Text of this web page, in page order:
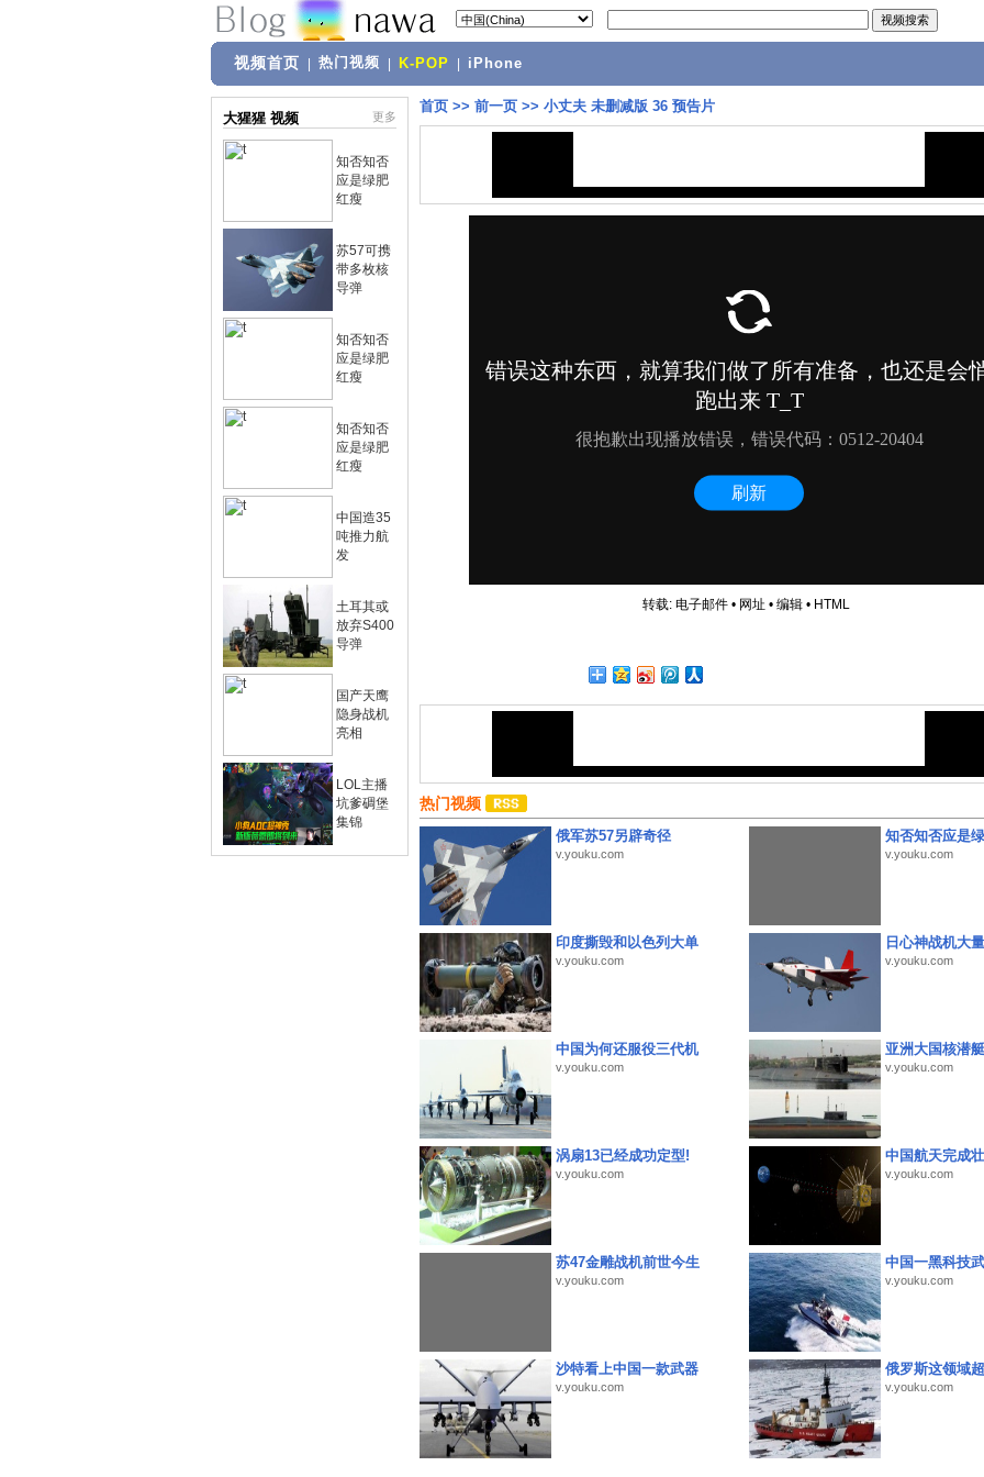
视频首页 热门视频 K-POP iPhone
大猩猩 视频 更多
知否知否
应是绿肥
红瘦
苏57可携
带多枚核
导弹
知否知否
应是绿肥
红瘦
知否知否
应是绿肥
红瘦
中国造35
吨推力航
发
土耳其或
放弃S400
导弹
国产天鹰
隐身战机
亮相
LOL主播
坑爹碉堡
集锦
首页 >> 前一页 >> 小丈夫 未删减版 36 预告片
转载: 电子邮件• 网址 • 编辑• HTML
热门视频
俄军苏57另辟奇径
v.youku.com
知否知否应是
v.youku.com
印度撕毁和以色列大单
v.youku.com
日心神战机大
v.youku.com
中国为何还服役三代机
v.youku.com
亚洲大国核潜
v.youku.com
涡扇13已经成功定型!
v.youku.com
中国航天完成
v.youku.com
苏47金雕战机前世今生
v.youku.com
中国一黑科技
v.youku.com
沙特看上中国一款武器
v.youku.com
俄罗斯这领域
v.youku.com